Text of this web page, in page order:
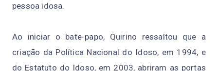
pessoa idosa.
Ao iniciar o bate-papo, Quirino ressaltou que a
criação da Política Nacional do Idoso, em 1994, e
do Estatuto do Idoso, em 2003, abriram as portas